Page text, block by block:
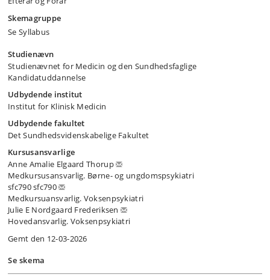
Skemagruppe
Se Syllabus
Studienævn
Studienævnet for Medicin og den Sundhedsfaglige
Kandidatuddannelse
Udbydende institut
Institut for Klinisk Medicin
Udbydende fakultet
Det Sundhedsvidenskabelige Fakultet
Kursusansvarlige
Anne Amalie Elgaard Thorup
Medkursusansvarlig. Børne- og ungdomspsykiatri
sfc790 sfc790
Medkursuansvarlig. Voksenpsykiatri
Julie E Nordgaard Frederiksen
Hovedansvarlig. Voksenpsykiatri
Gemt den 12-03-2026
Se skema